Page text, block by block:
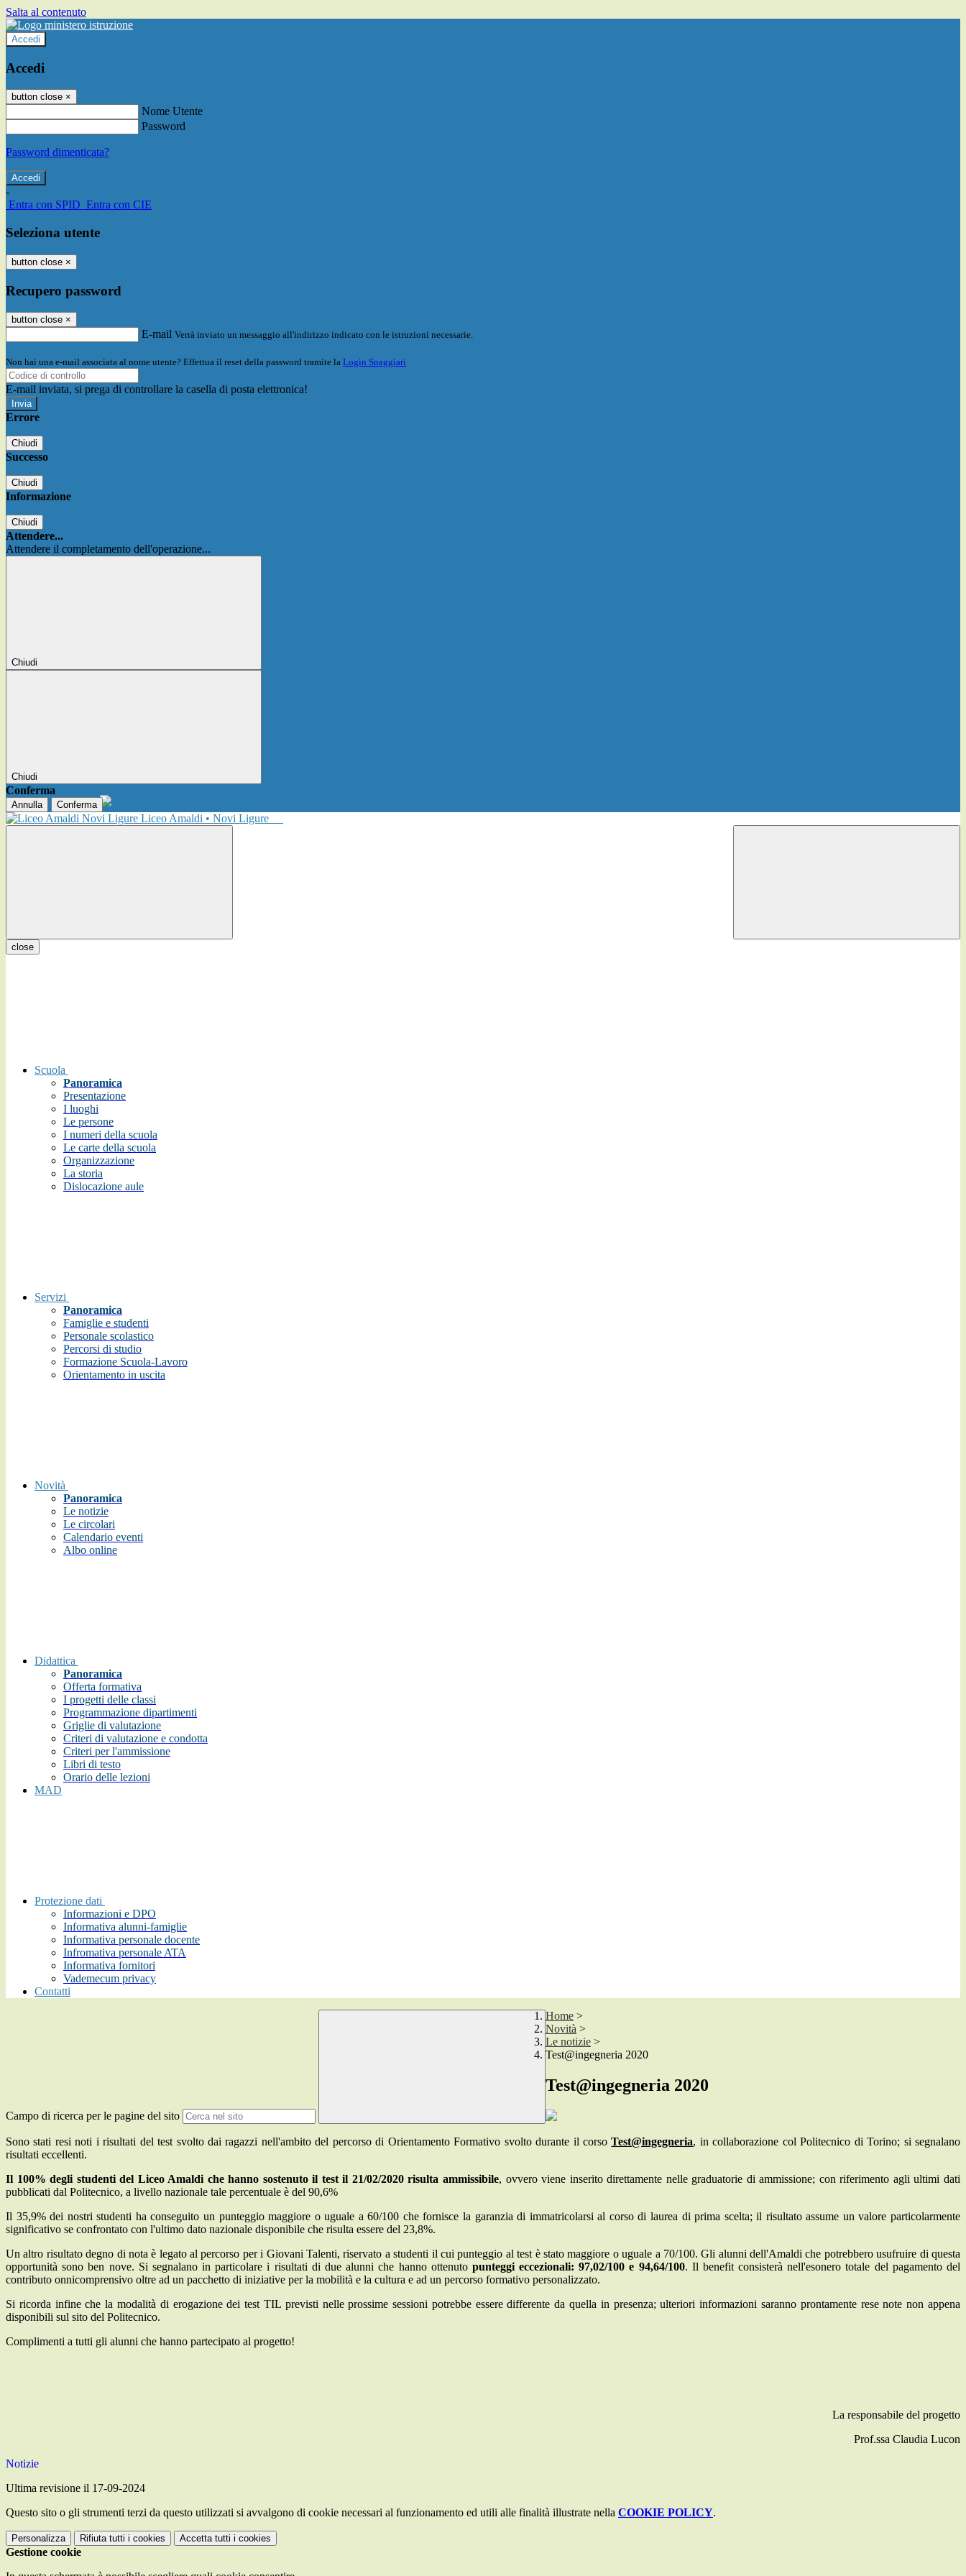
Salta al contenuto
Accedi
Accedi
button close ×
Nome Utente
Password
Password dimenticata?
-
Entra con SPID Entra con CIE
Seleziona utente
button close ×
Recupero password
button close ×
E-mail Verrà inviato un messaggio all'indirizzo indicato con le istruzioni necessarie.
Non hai una e-mail associata al nome utente? Effettua il reset della password tramite la Login Spaggiari
E-mail inviata, si prega di controllare la casella di posta elettronica!
Errore
Chiudi
Successo
Chiudi
Informazione
Chiudi
Attendere...
Attendere il completamento dell'operazione...
Chiudi
Chiudi
Conferma
Annulla Conferma
Liceo Amaldi • Novi Ligure
close
Scuola
Panoramica
Presentazione
I luoghi
Le persone
I numeri della scuola
Le carte della scuola
Organizzazione
La storia
Dislocazione aule
Servizi
Panoramica
Famiglie e studenti
Personale scolastico
Percorsi di studio
Formazione Scuola-Lavoro
Orientamento in uscita
Novità
Panoramica
Le notizie
Le circolari
Calendario eventi
Albo online
Didattica
Panoramica
Offerta formativa
I progetti delle classi
Programmazione dipartimenti
Griglie di valutazione
Criteri di valutazione e condotta
Criteri per l'ammissione
Libri di testo
Orario delle lezioni
MAD
Protezione dati
Informazioni e DPO
Informativa alunni-famiglie
Informativa personale docente
Infromativa personale ATA
Informativa fornitori
Vademecum privacy
Contatti
Campo di ricerca per le pagine del sito
Home >
Novità >
Le notizie >
Test@ingegneria 2020
Test@ingegneria 2020
Sono stati resi noti i risultati del test svolto dai ragazzi nell'ambito del percorso di Orientamento Formativo svolto durante il corsoTest@ingegneria, in collaborazione col Politecnico di Torino; si segnalano
risultati eccellenti.
Il 100% degli studenti del Liceo Amaldi che hanno sostenuto il test il 21/02/2020 risulta ammissibile, ovvero viene inserito direttamente nelle graduatorie di ammissione; con riferimento agli ultimi dati
pubblicati dal Politecnico, a livello nazionale tale percentuale è del 90,6%
Il 35,9% dei nostri studenti ha conseguito un punteggio maggiore o uguale a 60/100 che fornisce la garanzia di immatricolarsi al corso di laurea di prima scelta; il risultato assume un valore particolarmente
significativo se confrontato con l'ultimo dato nazionale disponibile che risulta essere del 23,8%.
Un altro risultato degno di nota è legato al percorso per i Giovani Talenti, riservato a studenti il cui punteggio al test è stato maggiore o uguale a 70/100. Gli alunni dell'Amaldi che potrebbero usufruire di questa
opportunità sono ben nove. Si segnalano in particolare i risultati di due alunni che hanno ottenuto punteggi eccezionali: 97,02/100 e 94,64/100. Il benefit consisterà nell'esonero totale del pagamento del
contributo onnicomprensivo oltre ad un pacchetto di iniziative per la mobilità e la cultura e ad un percorso formativo personalizzato.
Si ricorda infine che la modalità di erogazione dei test TIL previsti nelle prossime sessioni potrebbe essere differente da quella in presenza; ulteriori informazioni saranno prontamente rese note non appena
disponibili sul sito del Politecnico.
Complimenti a tutti gli alunni che hanno partecipato al progetto!
La responsabile del progetto
Prof.ssa Claudia Lucon
Notizie
Ultima revisione il 17-09-2024
Questo sito o gli strumenti terzi da questo utilizzati si avvalgono di cookie necessari al funzionamento ed utili alle finalità illustrate nella COOKIE POLICY.
Personalizza Rifiuta tutti i cookies Accetta tutti i cookies
Gestione cookie